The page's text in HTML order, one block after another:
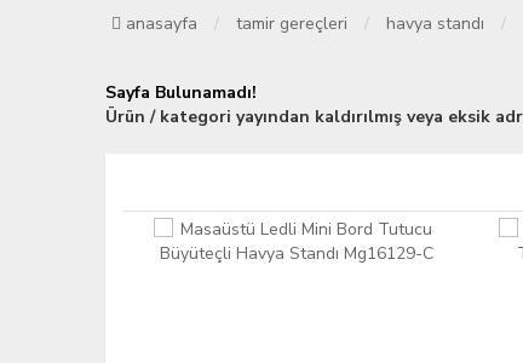
anasayfa tamir gereçleri havya standı
Sayfa Bulunamadı!
Ürün / kategori yayından kaldırılmış veya eksik